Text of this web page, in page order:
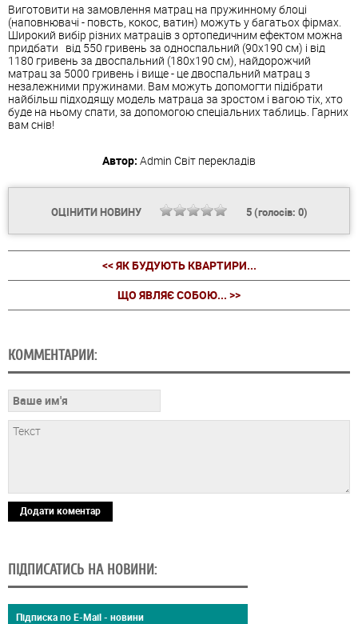
Виготовити на замовлення матрац на пружинному блоці
(наповнювачі - повсть, кокос, ватин) можуть у багатьох фірмах.
Широкий вибір різних матраців з ортопедичним ефектом можна
придбати від 550 гривень за односпальний (90х190 см) і від
1180 гривень за двоспальний (180х190 см), найдорожчий
матрац за 5000 гривень і вище - це двоспальний матрац з
незалежними пружинами. Вам можуть допомогти підібрати
найбільш підходящу модель матраца за зростом і вагою тіх, хто
буде на ньому спати, за допомогою спеціальних таблиць. Гарних
вам снів!
Автор: Admin Світ перекладів
ОЦІНИТИ НОВИНУ 5(голосів: 0)
<< ЯК БУДУЮТЬ КВАРТИРИ...
ЩО ЯВЛЯЄ СОБОЮ... >>
КОММЕНТАРИИ:
Додати коментар
ПІДПИСАТИСЬ НА НОВИНИ:
Підписка по E-Mail - новини